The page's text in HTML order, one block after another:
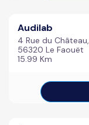
Audilab
4 Rue du Château,
56320 Le Faouët
15.99 Km